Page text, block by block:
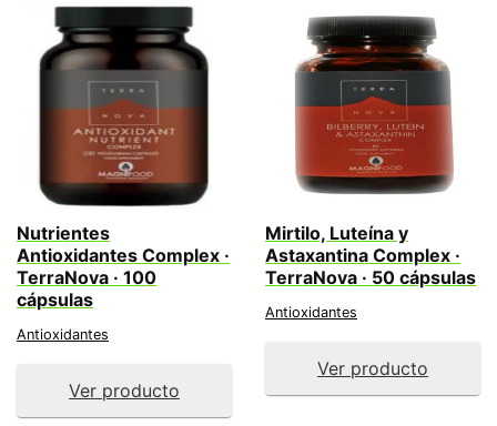
Nutrientes
Antioxidantes Complex ·
TerraNova · 100
cápsulas
Antioxidantes
Ver producto
Mirtilo, Luteína y
Astaxantina Complex ·
TerraNova · 50 cápsulas
Antioxidantes
Ver producto